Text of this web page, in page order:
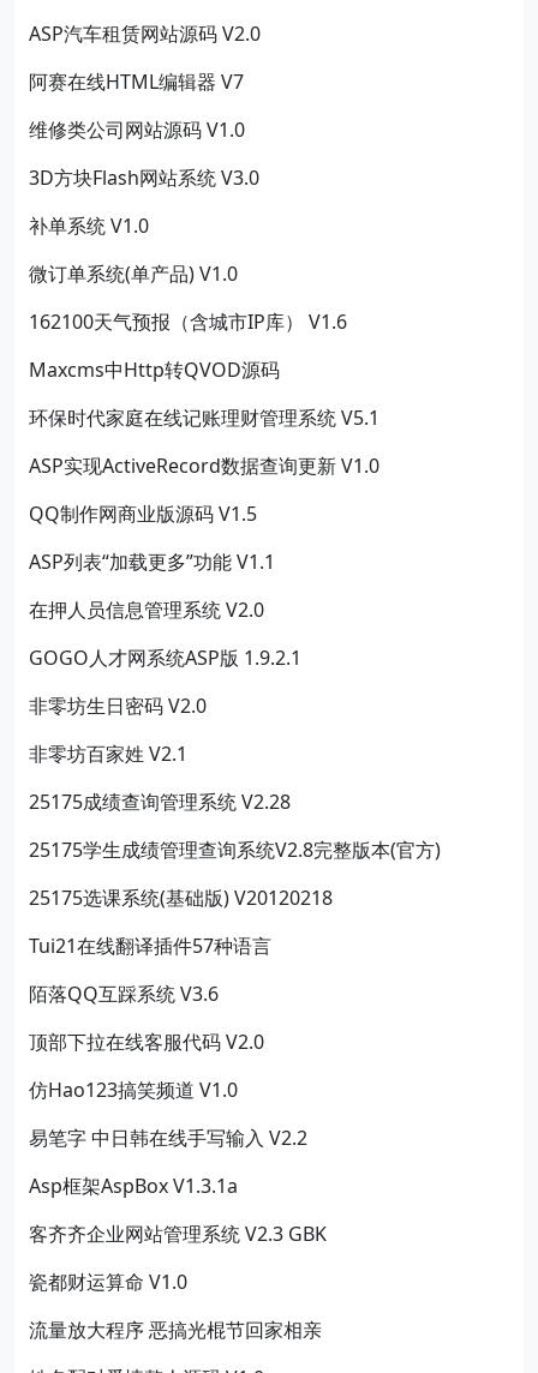
ASP汽车租赁网站源码 V2.0
阿赛在线HTML编辑器 V7
维修类公司网站源码 V1.0
3D方块Flash网站系统 V3.0
补单系统 V1.0
微订单系统(单产品) V1.0
162100天气预报（含城市IP库） V1.6
Maxcms中Http转QVOD源码
环保时代家庭在线记账理财管理系统 V5.1
ASP实现ActiveRecord数据查询更新 V1.0
QQ制作网商业版源码 V1.5
ASP列表“加载更多”功能 V1.1
在押人员信息管理系统 V2.0
GOGO人才网系统ASP版 1.9.2.1
非零坊生日密码 V2.0
非零坊百家姓 V2.1
25175成绩查询管理系统 V2.28
25175学生成绩管理查询系统V2.8完整版本(官方)
25175选课系统(基础版) V20120218
Tui21在线翻译插件57种语言
陌落QQ互踩系统 V3.6
顶部下拉在线客服代码 V2.0
仿Hao123搞笑频道 V1.0
易笔字 中日韩在线手写输入 V2.2
Asp框架AspBox V1.3.1a
客齐齐企业网站管理系统 V2.3 GBK
瓷都财运算命 V1.0
流量放大程序 恶搞光棍节回家相亲